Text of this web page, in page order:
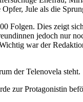
Opfer, Jule als die
Folgen. Dies zeigt
jedoch nur
war der
der Telenovela steht.
zur Protagonistin